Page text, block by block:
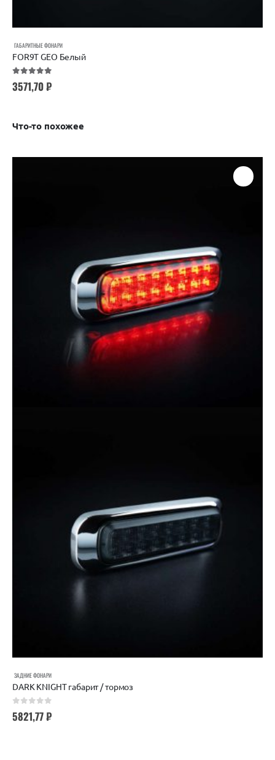
ГАБАРИТНЫЕ ФОНАРИ
FOR9T GEO Белый
3571,70₽
Что-то похожее
ЗАДНИЕ ФОНАРИ
DARK KNIGHT габарит / тормоз
5821,77₽